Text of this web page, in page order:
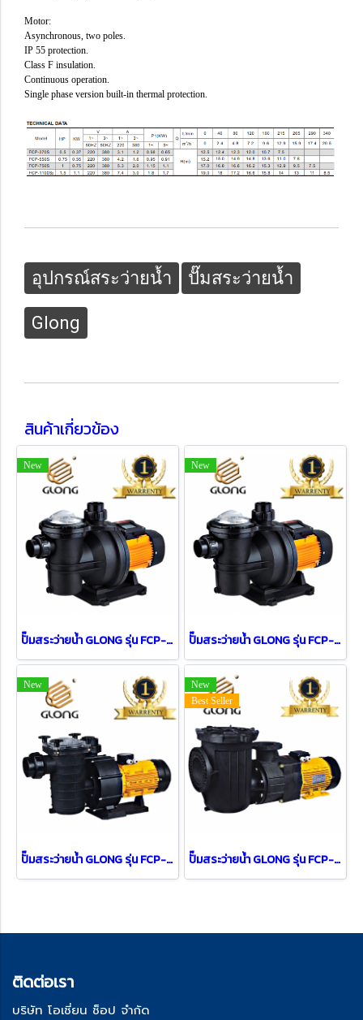
Motor:
Asynchronous, two poles.
IP 55 protection.
Class F insulation.
Continuous operation.
Single phase version built-in thermal protection.
อุปกรณ์สระว่ายน้ำ ปั๊มสระว่ายน้ำ
Glong
สินค้าเกี่ยวข้อง
New
ปั๊มสระว่ายน้ำ GLONG รุ่น FCP-2200S (3 HP/380V)
New
ปั๊มสระว่ายน้ำ GLONG รุ่น FCP-1100S2 ( 1.5 HP )
New
ปั๊มสระว่ายน้ำ GLONG รุ่น FCP-4000A (5.5HP)
New
Best Seller
ปั๊มสระว่ายน้ำ GLONG รุ่น FCP-10A (10HP)
ติดต่อเรา
บริษัท โอเชี่ยน ช็อป จำกัด